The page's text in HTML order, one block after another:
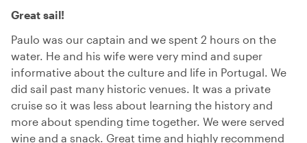
Great sail!
Paulo was our captain and we spent 2 hours on the
water. He and his wife were very mind and super
informative about the culture and life in Portugal. We
did sail past many historic venues. It was a private
cruise so it was less about learning the history and
more about spending time together. We were served
wine and a snack. Great time and highly recommend